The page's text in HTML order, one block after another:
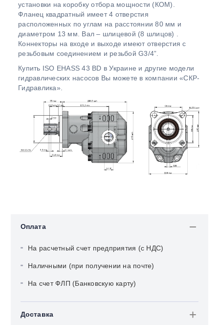
установки на коробку отбора мощности (КОМ).
Фланец квадратный имеет 4 отверстия
расположенных по углам на расстоянии 80 мм и
диаметром 13 мм. Вал – шлицевой (8 шлицов) .
Коннекторы на входе и выходе имеют отверстия с
резьбовым соединением и резьбой G3/4”.
Купить ISO EHASS 43 BD в Украине и другие модели
гидравлических насосов Вы можете в компании «СКР-
Гидравлика».
Оплата
На расчетный счет предприятия (с НДС)
Наличными (при получении на почте)
На счет ФЛП (Банковскую карту)
Доставка